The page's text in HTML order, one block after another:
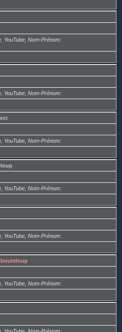
YouTube, Nom-Prénom
YouTube, Nom-Prénom
YouTube, Nom-Prénom
YouTube, Nom-Prénom
YouTube, Nom-Prénom
YouTube, Nom-Prénom